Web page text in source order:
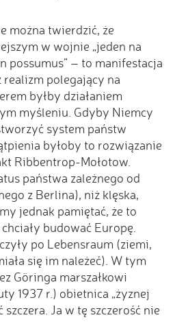
można twierdzić, że
w wojnie „jeden na
possumus” – to manifestacja
polegający na
byłby działaniem
myśleniu. Gdyby Niemcy
system państw
byłoby to rozwiązanie
Ribbentrop-Mołotow.
państwa zależnego od
z Berlina), niż klęska,
jednak pamiętać, że to
budować Europę.
po Lebensraum (ziemi,
się im należeć). W tym
Göringa marszałkowi
1937 r.) obietnica „żyznej
Ja w tę szczerość nie